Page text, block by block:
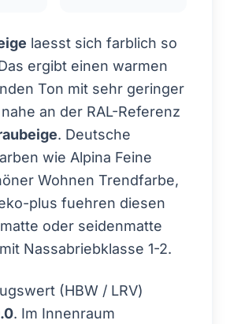
laesst sich farblich so
ergibt einen warmen
Ton mit sehr geringer
an der RAL-Referenz
. Deutsche
wie Alpina Feine
Wohnen Trendfarbe,
plus fuehren diesen
oder seidenmatte
Nassabriebklasse 1-2.
(HBW / LRV)
. Im Innenraum